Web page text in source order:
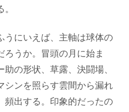
うにいえば、主軸は球体の
ろうか。冒頭の月に始ま
助の形状、草露、決闘場、
シンを照らす雲間から漏れ
頻出する。印象的だったの